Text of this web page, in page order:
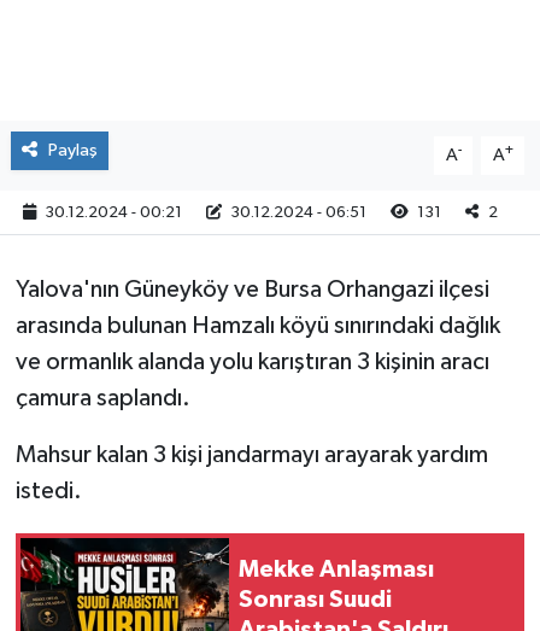
Paylaş A- A+
30.12.2024 - 00:21 30.12.2024 - 06:51 131 2
Yalova'nın Güneyköy ve Bursa Orhangazi ilçesi
arasında bulunan Hamzalı köyü sınırındaki dağlık
ve ormanlık alanda yolu karıştıran 3 kişinin aracı
çamura saplandı.
Mahsur kalan 3 kişi jandarmayı arayarak yardım
istedi.
Mekke Anlaşması
Sonrası Suudi